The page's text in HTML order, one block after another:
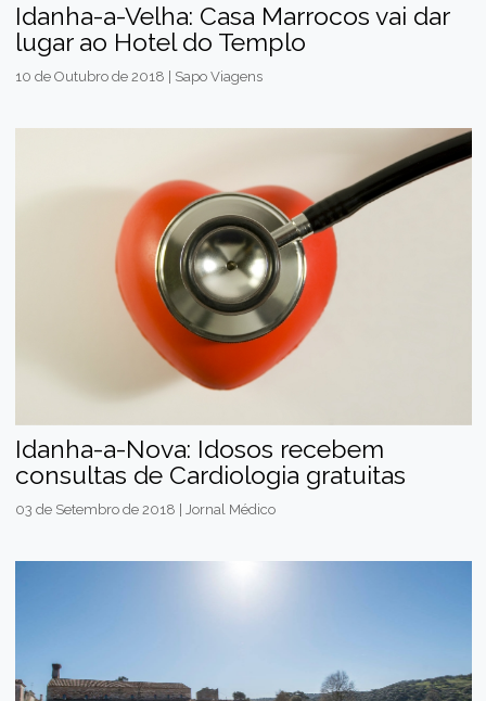
Idanha-a-Velha: Casa Marrocos vai dar
lugar ao Hotel do Templo
10 de Outubro de 2018 | Sapo Viagens
Idanha-a-Nova: Idosos recebem
consultas de Cardiologia gratuitas
03 de Setembro de 2018 | Jornal Médico